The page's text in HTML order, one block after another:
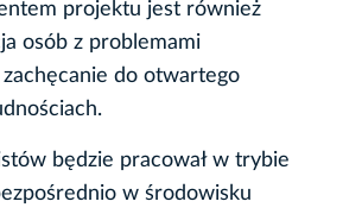
projektu jest również
osób z problemami
do otwartego
będzie pracował w trybie
w środowisku